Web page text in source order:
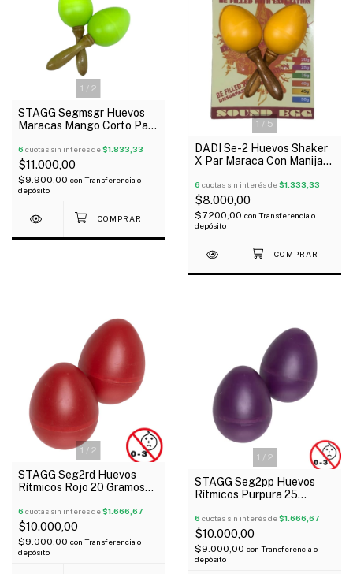
1 / 2
STAGG Segmsgr Huevos
Maracas Mango Corto Par
6 cuotas sin interés de$1.833,33
$11.000,00
$9.900,00 con Transferencia o
depósito
1 / 5
DADI Se-2 Huevos Shaker
X Par Maraca Con Manija
6 cuotas sin interés de$1.333,33
$8.000,00
$7.200,00 con Transferencia o
depósito
1 / 2
STAGG Seg2rd Huevos
Rítmicos Rojo 20 Gramos
6 cuotas sin interés de$1.666,67
$10.000,00
$9.000,00 con Transferencia o
depósito
1 / 2
STAGG Seg2pp Huevos
Rítmicos Purpura 25
6 cuotas sin interés de$1.666,67
$10.000,00
$9.000,00 con Transferencia o
depósito